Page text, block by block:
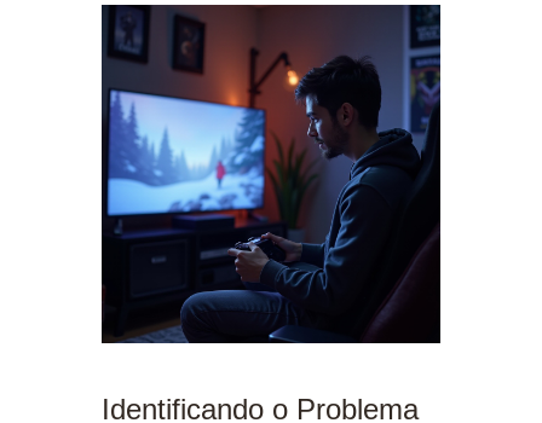
Identificando o Problema